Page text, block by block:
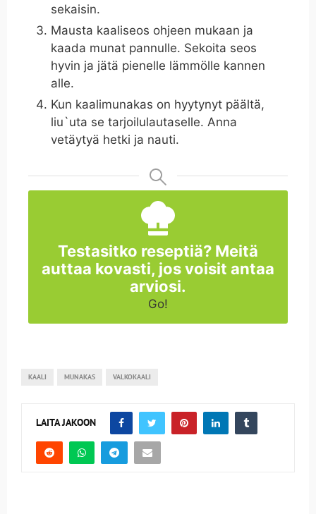
sekaisin.
Mausta kaaliseos ohjeen mukaan ja
kaada munat pannulle. Sekoita seos
hyvin ja jätä pienelle lämmölle kannen
alle.
Kun kaalimunakas on hyytynyt päältä,
liu`uta se tarjoilulautaselle. Anna
vetäytyä hetki ja nauti.
Testasitko reseptiä? Meitä
auttaa kovasti, jos voisit antaa
arviosi.
Go!
KAALI MUNAKAS VALKOKAALI
LAITA JAKOON